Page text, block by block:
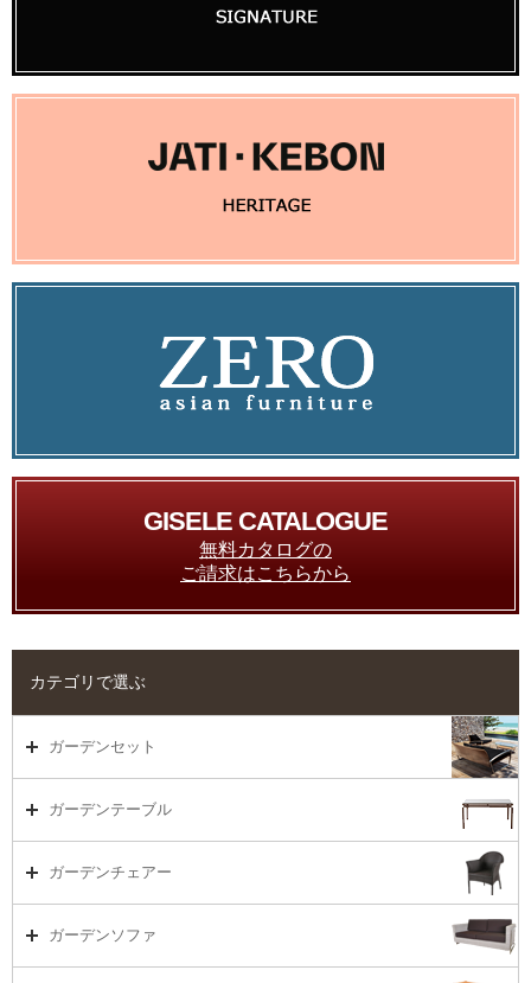
GISELE CATALOGUE
無料カタログの
ご請求はこちらから
カテゴリで選ぶ
ガーデンセット
ガーデンセット（海外在庫）
ラウンジ・ベッド
ガーデンテーブル
ガーデンテーブルTOP
ガーデンチェアー
ガーデンチェアーTOP
ガーデンソファ